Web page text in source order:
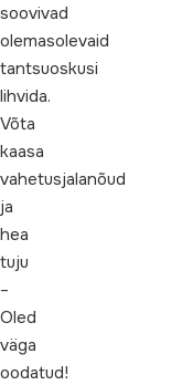
soovivad
olemasolevaid
tantsuoskusi
lihvida.
Võta
kaasa
vahetusjalanõud
ja
hea
tuju
–
Oled
väga
oodatud!